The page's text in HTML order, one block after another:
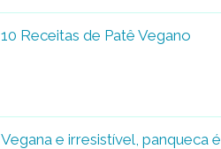
10 Receitas de Patê Vegano
Vegana e irresistível, panqueca é